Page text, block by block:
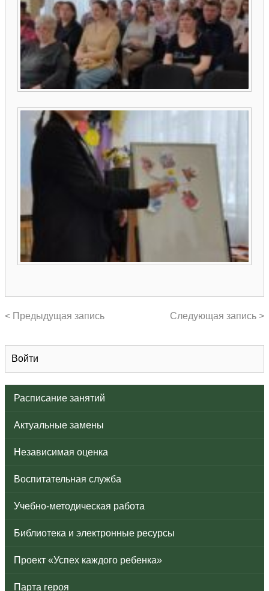
Войти
Расписание занятий
Актуальные замены
Независимая оценка
Воспитательная служба
Учебно-методическая работа
Библиотека и электронные ресурсы
Проект «Успех каждого ребенка»
Парта героя
< Предыдущая запись Следующая запись >